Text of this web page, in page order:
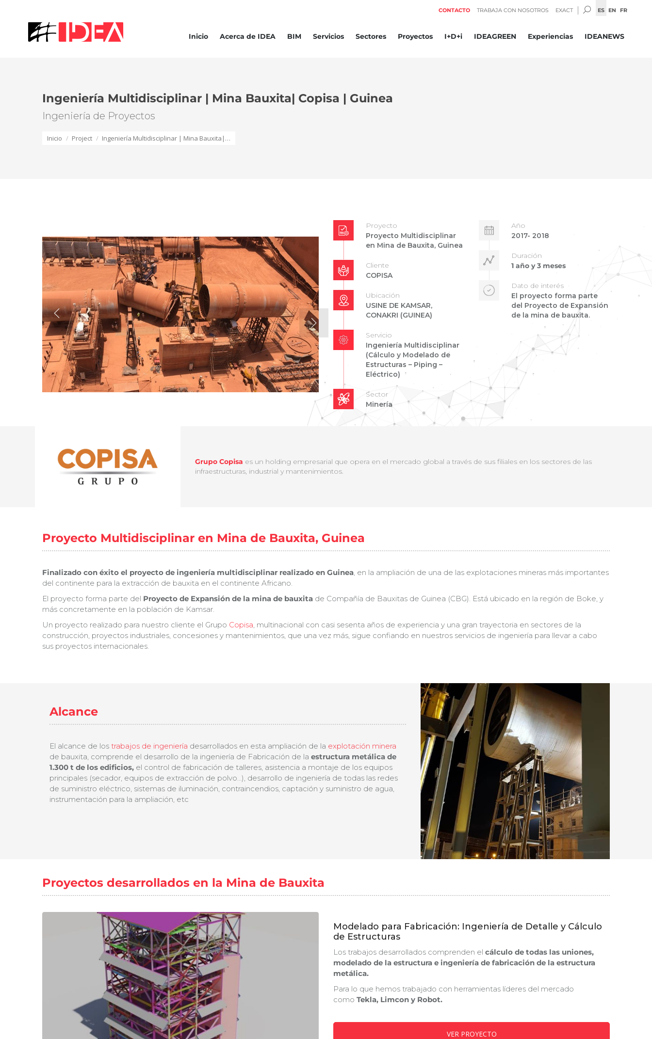
CONTACTO TRABAJA CON NOSOTROS EXACT BUSCAR:
ES EN FR
Inicio Acerca de IDEA BIM Servicios Sectores Proyectos I+D+i IDEAGREEN Experiencias IDEANEWS
Ingeniería Multidisciplinar | Mina Bauxita| Copisa | Guinea
Ingeniería de Proyectos
Estás aquí:
Inicio Project Ingeniería Multidisciplinar | Mina Bauxita|…
Proyecto
Proyecto Multidisciplinar
en Mina de Bauxita, Guinea
Cliente
COPISA
Ubicación
USINE DE KAMSAR,
CONAKRI (GUINEA)
Servicio
Ingeniería Multidisciplinar
(Cálculo y Modelado de
Estructuras – Piping –
Eléctrico)
Sector
Minería
Año
2017- 2018
Duración
1 año y 3 meses
Dato de interés
El proyecto forma parte
del Proyecto de Expansión
de la mina de bauxita.
Grupo Copisa es un holding empresarial que opera en el mercado global a través de sus filiales en los sectores de las
infraestructuras, industrial y mantenimientos.
Proyecto Multidisciplinar en Mina de Bauxita, Guinea
Finalizado con éxito el proyecto de ingeniería multidisciplinar realizado en Guinea , en la ampliación de una de las explotaciones mineras más importantes
del continente para la extracción de bauxita en el continente Africano.
El proyecto forma parte del Proyecto de Expansión de la mina de bauxita de Compañía de Bauxitas de Guinea (CBG). Está ubicado en la región de Boke, y
más concretamente en la población de Kamsar.
Un proyecto realizado para nuestro cliente el Grupo Copisa , multinacional con casi sesenta años de experiencia y una gran trayectoria en sectores de la
construcción, proyectos industriales, concesiones y mantenimientos, que una vez más, sigue confiando en nuestros servicios de ingeniería para llevar a cabo
sus proyectos internacionales.
Alcance
El alcance de los trabajos de ingeniería desarrollados en esta ampliación de la explotación minera
de bauxita, comprende el desarrollo de la ingeniería de Fabricación de la estructura metálica de
1.300 t de los edificios, el control de fabricación de talleres, asistencia a montaje de los equipos
principales (secador, equipos de extracción de polvo…), desarrollo de ingeniería de todas las redes
de suministro eléctrico, sistemas de iluminación, contraincendios, captación y suministro de agua,
instrumentación para la ampliación, etc
Proyectos desarrollados en la Mina de Bauxita
Modelado para Fabricación: Ingeniería de Detalle y Cálculo
de Estructuras
Los trabajos desarrollados comprenden el cálculo de todas las uniones,
modelado de la estructura e ingeniería de fabricación de la estructura
metálica.
Para lo que hemos trabajado con herramientas líderes del mercado
como Tekla, Limcon y Robot.
VER PROYECTO